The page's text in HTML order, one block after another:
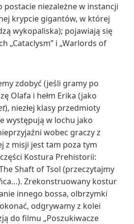
postacie niezależne w instancji
krypcie gigantów, w której
wykopaliska); pojawiają się
„Cataclysm” i „Warlords of
zdobyć (jeśli gramy po
Olafa i hełm Erika (jako
), niezłej klasy przedmioty
występują w lochu jako
wobec graczy z
z misji jest tam poza tym
Kostura Prehistorii:
Shaft of Tsol (przeczytajmy
Zrekonstruowany kostur
innego bossa, olbrzymki
odgrywamy z kolei
do filmu „Poszukiwacze